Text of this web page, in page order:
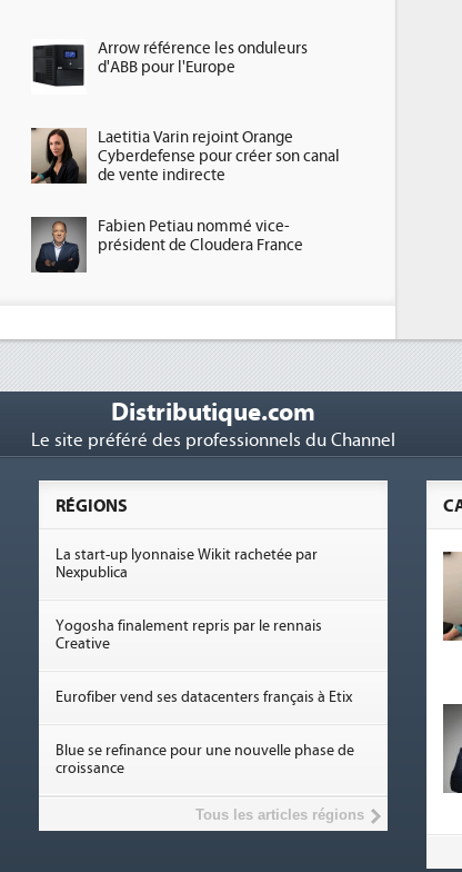
Arrow référence les onduleurs
d'ABB pour l'Europe
Laetitia Varin rejoint Orange
Cyberdefense pour créer son canal
de vente indirecte
Fabien Petiau nommé vice-
président de Cloudera France
Distributique.com
Le site préféré des professionnels du Channel
RÉGIONS
La start-up lyonnaise Wikit rachetée par
Nexpublica
Yogosha finalement repris par le rennais
Creative
Eurofiber vend ses datacenters français à Etix
Blue se refinance pour une nouvelle phase de
croissance
Tous les articles régions